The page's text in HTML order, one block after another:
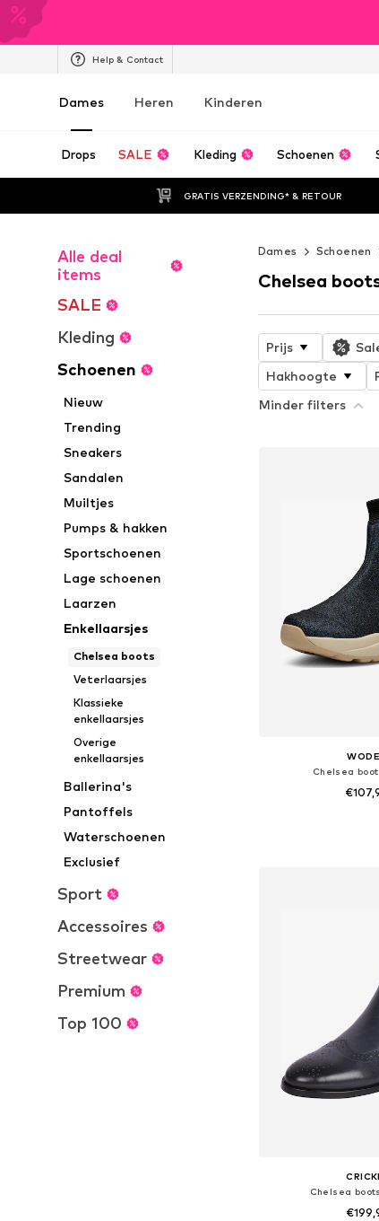
Help & Contact
Dames Heren Kinderen
Drops SALE Kleding Schoenen
GRATIS VERZENDING* & RETOUR
Alle deal
items
SALE
Kleding
Schoenen
Nieuw
Trending
Sneakers
Sandalen
Muiltjes
Pumps & hakken
Sportschoenen
Lage schoenen
Laarzen
Enkellaarsjes
Chelsea boots
Veterlaarsjes
Klassieke
enkellaarsjes
Overige
enkellaarsjes
Ballerina's
Pantoffels
Waterschoenen
Exclusief
Sport
Accessoires
Streetwear
Premium
Top 100
Dames Schoenen
Chelsea
Prijs
Hakhoogte
Minder filters
Chelsea
Chelsea